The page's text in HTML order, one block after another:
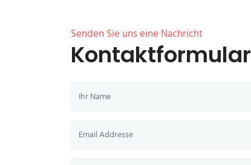
Senden Sie uns eine Nachricht
Kontaktformular